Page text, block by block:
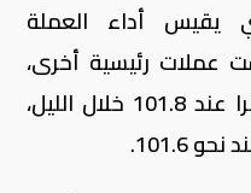
يقيس أداء العملة
عملات رئيسية ⁠أخرى،
أعلى مستوى له في 13 شهرا عند 101.8 خلال الليل،
101.6.